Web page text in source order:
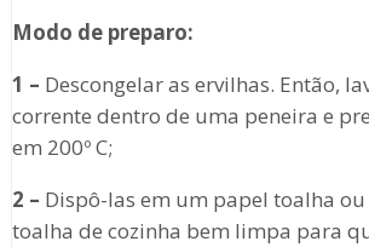
Modo de preparo:
1 – Descongelar as ervilhas. Então,
corrente dentro de uma peneira e
em 200º C;
2 – Dispô-las em um papel toalha
toalha de cozinha bem limpa para